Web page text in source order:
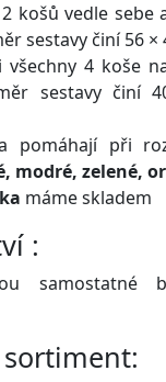
košů vedle sebe
sestavy činí 56 ×
všechny 4 koše
sestavy činí
pomáhají při
modré, zelené,
máme skladem
:
samostatné